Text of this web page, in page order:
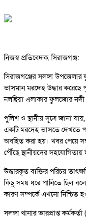
নিজস্ব প্রতিবেদক, সিরাজগঞ্জ:
সিরাজগঞ্জের সলঙ্গা
ভাসমান মরদেহ উদ্ধার করেছে
নলছিয়া এলাকার ফুলজোর নদী
পুলিশ ও স্থানীয় সূত্রে জানা
একটি মরদেহ ভাসতে দেখতে
অবহিত করা হয়। খবর পেয়ে
পৌঁছে স্থানীয়দের সহযোগিতায়
উদ্ধারকৃত ব্যক্তির পরিচয়
কিছু সময় ধরে পানিতে ছিল
কারণ সম্পর্কে এখনো নিশ্চিত
সলঙ্গা থানার ভারপ্রাপ্ত